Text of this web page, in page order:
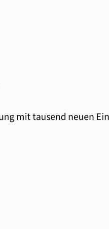
mit tausend neuen